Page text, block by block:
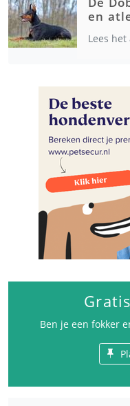
en
Lees
Ben je een fokker